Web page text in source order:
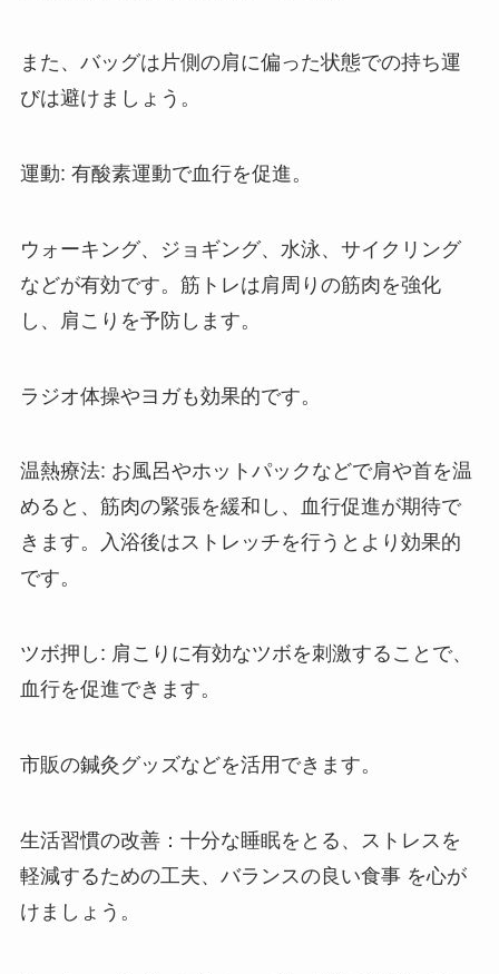
また、バッグは片側の肩に偏った状態での持ち運
びは避けましょう。
運動: 有酸素運動で血行を促進。
ウォーキング、ジョギング、水泳、サイクリング
などが有効です。筋トレは肩周りの筋肉を強化
し、肩こりを予防します。
ラジオ体操やヨガも効果的です。
温熱療法: お風呂やホットパックなどで肩や首を温
めると、筋肉の緊張を緩和し、血行促進が期待で
きます。入浴後はストレッチを行うとより効果的
です。
ツボ押し: 肩こりに有効なツボを刺激することで、
血行を促進できます。
市販の鍼灸グッズなどを活用できます。
生活習慣の改善：十分な睡眠をとる、ストレスを
軽減するための工夫、バランスの良い食事 を心が
けましょう。